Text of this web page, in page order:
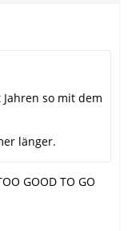
so mit dem
länger.
GOOD TO GO